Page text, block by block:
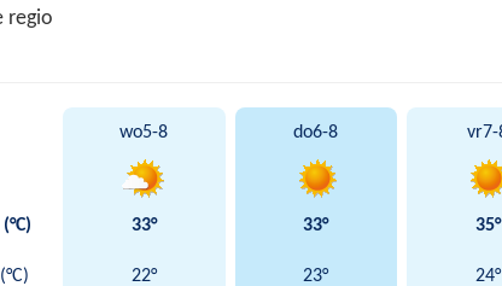
regio
wo5-8 do6-8 vr7-
33° 33° 35°
22° 23° 24°